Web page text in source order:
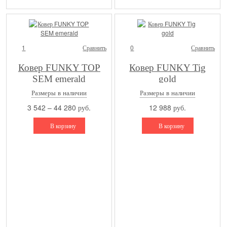
1 Сравнить
Ковер FUNKY TOP
SEM emerald
Размеры в наличии
3 542 – 44 280 руб.
В корзину
0 Сравнить
Ковер FUNKY Tig
gold
Размеры в наличии
12 988 руб.
В корзину